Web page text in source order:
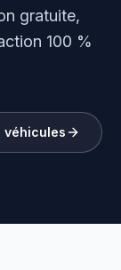
gratuite,
100 %
véhicules